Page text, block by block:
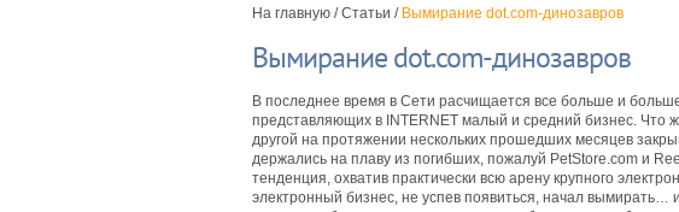
На главную /Статьи / Вымирание dot.com-динозавров
Вымирание dot.com-динозавров
В последнее время в Сети расчищается все больше и
представляющих в INTERNET малый и средний бизнес. Что
другой на протяжении нескольких прошедших месяцев
держались на плаву из погибших, пожалуй PetStore.com и
тенденция, охватив практически всю арену крупного
электронный бизнес, не успев появиться, начал